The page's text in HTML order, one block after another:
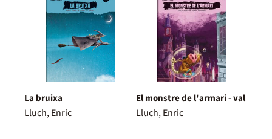
La bruixa
Lluch, Enric
El monstre de l'armari - val
Lluch, Enric